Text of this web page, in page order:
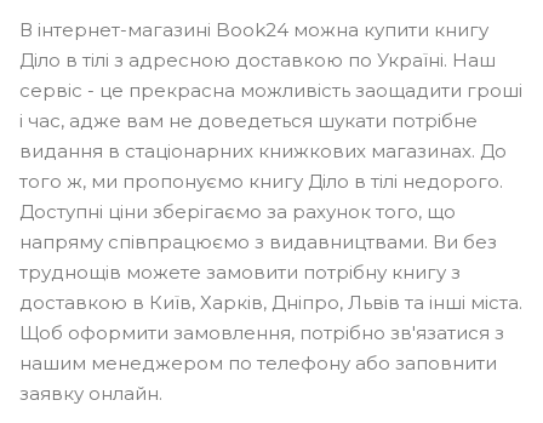
В інтернет-магазині Book24 можна купити книгу
Діло в тілі з адресною доставкою по Україні. Наш
сервіс - це прекрасна можливість заощадити гроші
і час, адже вам не доведеться шукати потрібне
видання в стаціонарних книжкових магазинах. До
того ж, ми пропонуємо книгу Діло в тілі недорого.
Доступні ціни зберігаємо за рахунок того, що
напряму співпрацюємо з видавництвами. Ви без
труднощів можете замовити потрібну книгу з
доставкою в Київ, Харків, Дніпро, Львів та інші міста.
Щоб оформити замовлення, потрібно зв'язатися з
нашим менеджером по телефону або заповнити
заявку онлайн.